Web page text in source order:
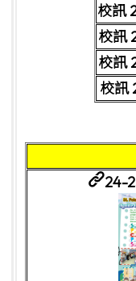
校訊
校訊
校訊
校訊
24-